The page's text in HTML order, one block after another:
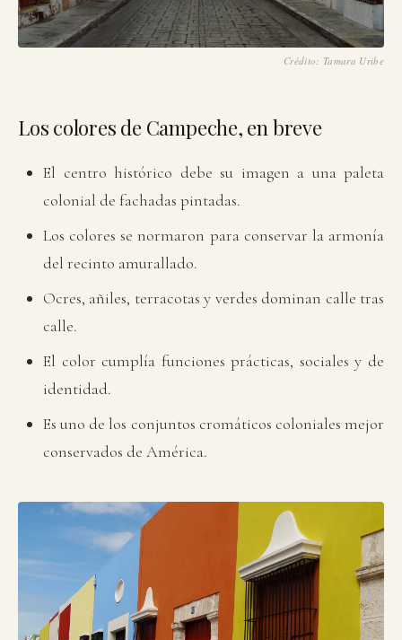
Crédito: Tamara Uribe
Los colores de Campeche, en breve
El centro histórico debe su imagen a una paleta
colonial de fachadas pintadas.
Los colores se normaron para conservar la armonía
del recinto amurallado.
Ocres, añiles, terracotas y verdes dominan calle tras
calle.
El color cumplía funciones prácticas, sociales y de
identidad.
Es uno de los conjuntos cromáticos coloniales mejor
conservados de América.